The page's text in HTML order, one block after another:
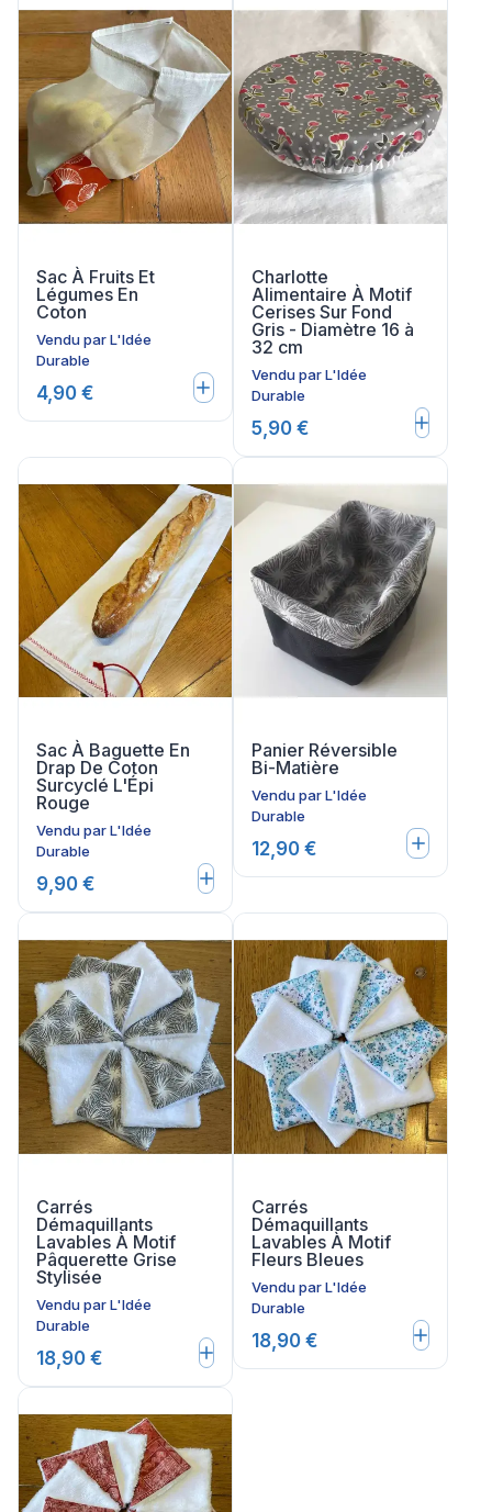
Sac À Fruits Et
Légumes En
Coton
Vendu parL'Idée
Durable
4,90 €
Charlotte
Alimentaire À Motif
Cerises Sur Fond
Gris - Diamètre 16 à
32 cm
Vendu parL'Idée
Durable
5,90 €
Sac À Baguette En
Drap De Coton
Surcyclé L'Épi
Rouge
Vendu parL'Idée
Durable
9,90 €
Panier Réversible
Bi-Matière
Vendu parL'Idée
Durable
12,90 €
Carrés
Démaquillants
Lavables À Motif
Pâquerette Grise
Stylisée
Vendu parL'Idée
Durable
18,90 €
Carrés
Démaquillants
Lavables À Motif
Fleurs Bleues
Vendu parL'Idée
Durable
18,90 €